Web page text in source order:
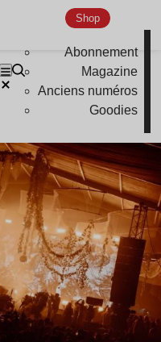
Shop
Abonnement
Magazine
Anciens numéros
Goodies